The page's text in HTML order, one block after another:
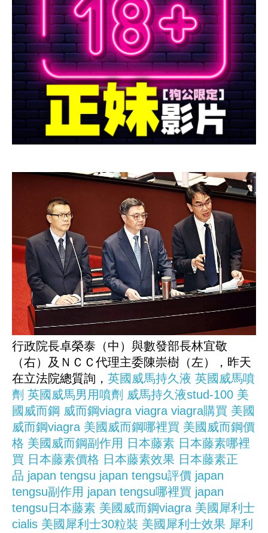
行政院長卓榮泰（中）與數發部長林宜敬
（右）及ＮＣＣ代理主委陳崇樹（左），昨天
在立法院總質詢， 英國威馬持久液 英國威馬噴
劑 英國威馬男用噴劑 威馬持久液stud-100 美
國威而鋼 威而鋼viagra viagra viagra購買 美國
威而鋼viagra 美國威而鋼哪裡買 美國威而鋼價
格 美國威而鋼副作用 日本藤素 日本藤素哪裡
買 日本藤素價格 日本藤素效果 日本藤素正
品 japan tengsu japan tengsu評價 japan
tengsu副作用 japan tengsu哪裡買 japan
tengsu日本藤素 美國威而鋼viagra 美國犀利士
cialis 美國犀利士30粒裝 美國犀利士效果 犀利